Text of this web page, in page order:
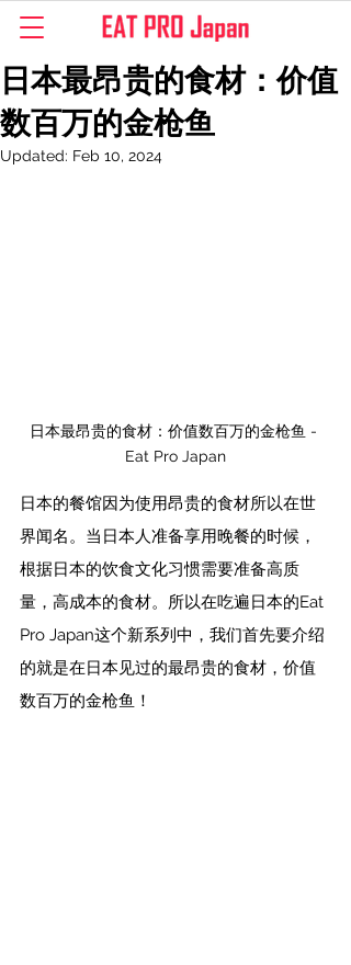
日本最昂贵的食材：价值
数百万的金枪鱼
Updated: Feb 10, 2024
日本最昂贵的食材：价值数百万的金枪鱼 -
Eat Pro Japan
日本的餐馆因为使用昂贵的食材所以在世
界闻名。当日本人准备享用晚餐的时候，
根据日本的饮食文化习惯需要准备高质
量，高成本的食材。所以在吃遍日本的Eat
Pro Japan这个新系列中，我们首先要介绍
的就是在日本见过的最昂贵的食材，价值
数百万的金枪鱼！